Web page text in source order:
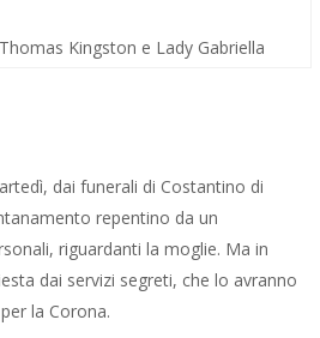
Thomas Kingston e Lady Gabriella
dai funerali di Costantino di
repentino da un
riguardanti la moglie. Ma in
dai servizi segreti, che lo avranno
la Corona.